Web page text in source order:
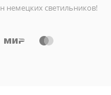
немецких светильников!